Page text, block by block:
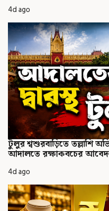
4d ago
টুলুর শ্বশুরবাড়িতে তল্লাশি
আদালতে রক্ষাকবচের
4d ago